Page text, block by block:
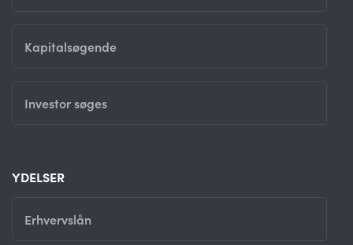
Kapitalsøgende
Investor søges
YDELSER
Erhvervslån